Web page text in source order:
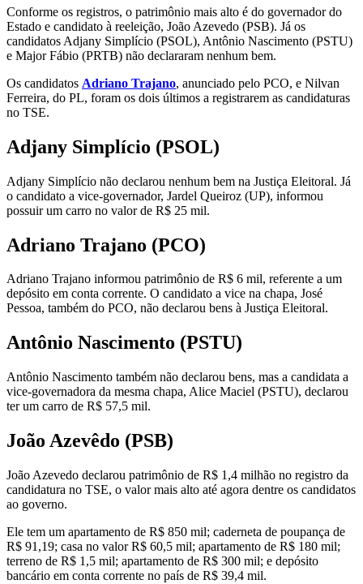
Conforme os registros, o patrimônio mais alto é do governador do
Estado e candidato à reeleição, João Azevedo (PSB). Já os
candidatos Adjany Simplício (PSOL), Antônio Nascimento (PSTU)
e Major Fábio (PRTB) não declararam nenhum bem.
Os candidatos Adriano Trajano, anunciado pelo PCO, e Nilvan
Ferreira, do PL, foram os dois últimos a registrarem as candidaturas
no TSE.
Adjany Simplício (PSOL)
Adjany Simplício não declarou nenhum bem na Justiça Eleitoral. Já
o candidato a vice-governador, Jardel Queiroz (UP), informou
possuir um carro no valor de R$ 25 mil.
Adriano Trajano (PCO)
Adriano Trajano informou patrimônio de R$ 6 mil, referente a um
depósito em conta corrente. O candidato a vice na chapa, José
Pessoa, também do PCO, não declarou bens à Justiça Eleitoral.
Antônio Nascimento (PSTU)
Antônio Nascimento também não declarou bens, mas a candidata a
vice-governadora da mesma chapa, Alice Maciel (PSTU), declarou
ter um carro de R$ 57,5 mil.
João Azevêdo (PSB)
João Azevedo declarou patrimônio de R$ 1,4 milhão no registro da
candidatura no TSE, o valor mais alto até agora dentre os candidatos
ao governo.
Ele tem um apartamento de R$ 850 mil; caderneta de poupança de
R$ 91,19; casa no valor R$ 60,5 mil; apartamento de R$ 180 mil;
terreno de R$ 1,5 mil; apartamento de R$ 300 mil; e depósito
bancário em conta corrente no país de R$ 39,4 mil.